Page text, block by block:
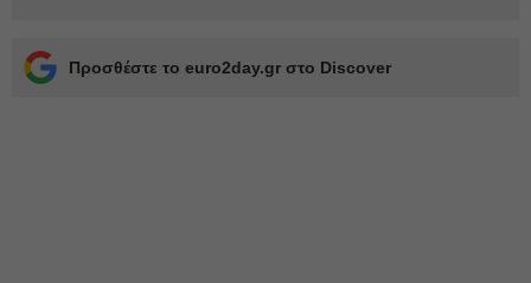
Προσθέστε το euro2day.gr στο Discover